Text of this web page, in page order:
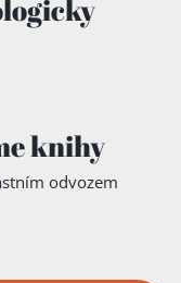
knihy
odvozem